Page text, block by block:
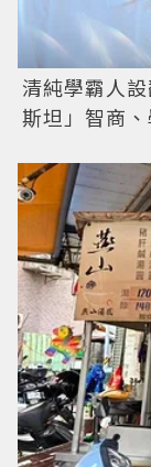
清純學霸人
斯坦」智商